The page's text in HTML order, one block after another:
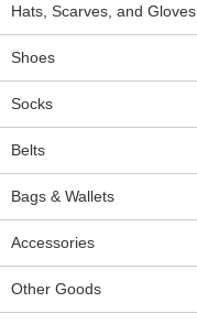
Hats, Scarves, and Gloves
Shoes
Socks
Belts
Bags & Wallets
Accessories
Other Goods